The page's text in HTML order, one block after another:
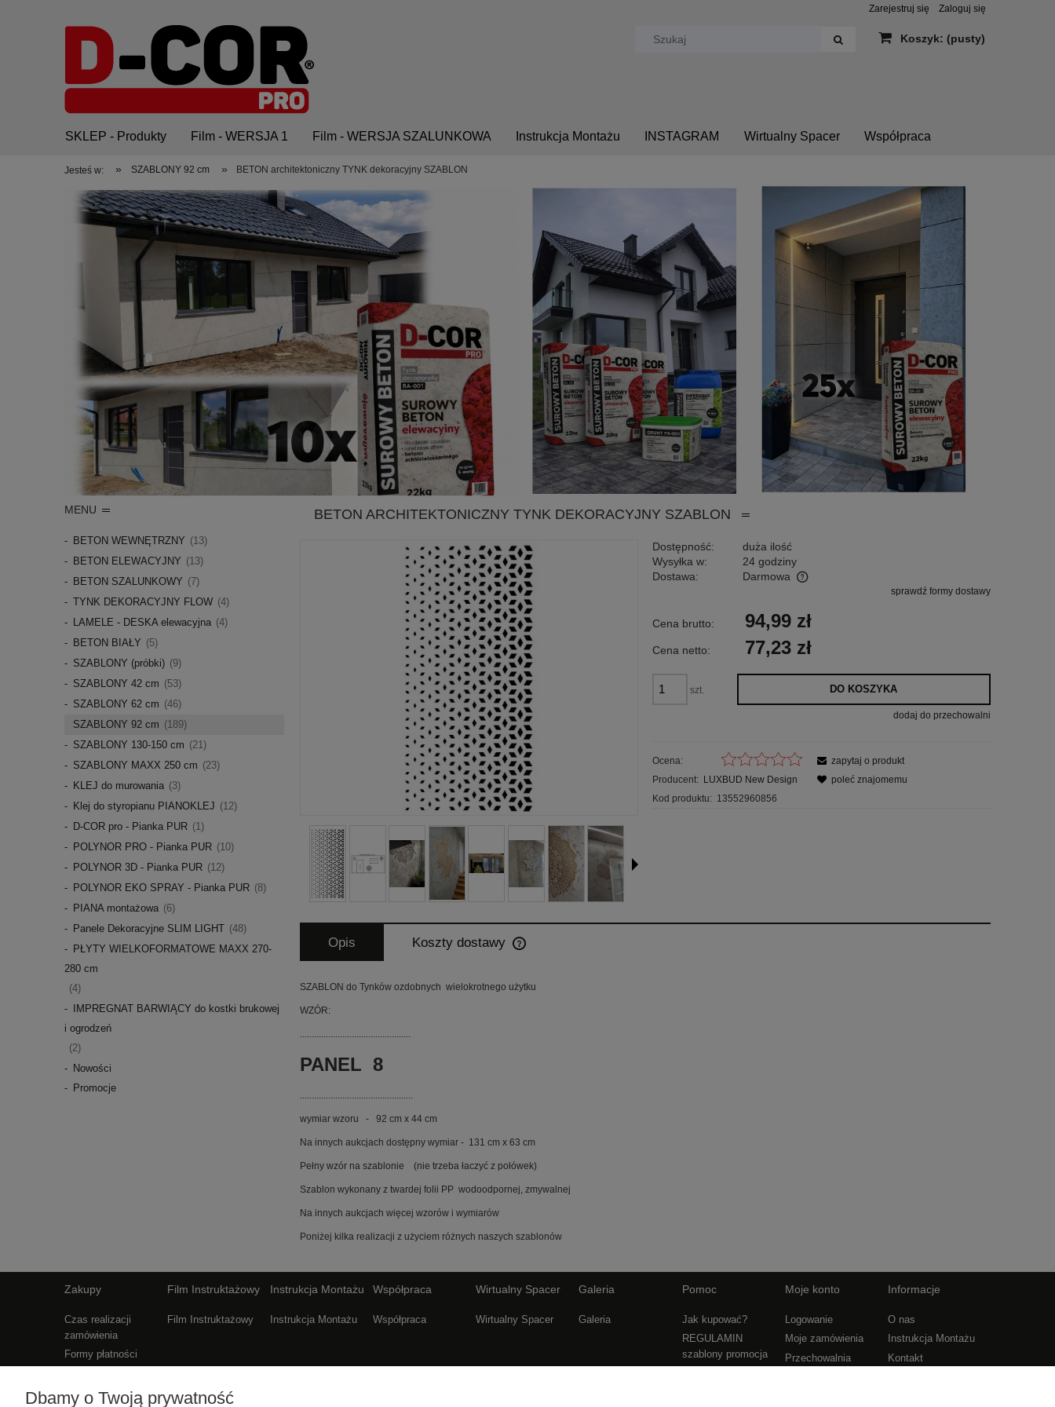
Zarejestruj się Zaloguj się
Koszyk: (pusty)
SKLEP - Produkty Film - WERSJA 1 Film - WERSJA SZALUNKOWA Instrukcja Montażu INSTAGRAM Wirtualny Spacer Współpraca
O nas Kontakt
Jesteś w: » SZABLONY 92 cm » BETON architektoniczny TYNK dekoracyjny SZABLON
MENU
BETON WEWNĘTRZNY (13)
BETON ELEWACYJNY (13)
BETON SZALUNKOWY (7)
TYNK DEKORACYJNY FLOW (4)
LAMELE - DESKA elewacyjna (4)
BETON BIAŁY (5)
SZABLONY (próbki) (9)
SZABLONY 42 cm (53)
SZABLONY 62 cm (46)
SZABLONY 92 cm (189)
SZABLONY 130-150 cm (21)
SZABLONY MAXX 250 cm (23)
KLEJ do murowania (3)
Klej do styropianu PIANOKLEJ (12)
D-COR pro - Pianka PUR (1)
POLYNOR PRO - Pianka PUR (10)
POLYNOR 3D - Pianka PUR (12)
POLYNOR EKO SPRAY - Pianka PUR (8)
PIANA montażowa (6)
Panele Dekoracyjne SLIM LIGHT (48)
PŁYTY WIELKOFORMATOWE MAXX 270-
280 cm
(4)
IMPREGNAT BARWIĄCY do kostki brukowej
i ogrodzeń
(2)
Nowości
Promocje
BETON ARCHITEKTONICZNY TYNK DEKORACYJNY SZABLON
Dostępność:
duża ilość
Wysyłka w:
24 godziny
Dostawa:
Darmowa
sprawdź formy dostawy
Cena brutto: 94,99 zł
Cena netto: 77,23 zł
szt. DO KOSZYKA
dodaj do przechowalni
Ocena:
Producent: LUXBUD New Design
Kod produktu: 13552960856
zapytaj o produkt
poleć znajomemu
Opis Koszty dostawy
Cena nie zawiera ewentualnych kosztów
SZABLON do Tynków ozdobnych wielokrotnego użytku
WZÓR:
...............................................
PANEL 8
................................................
wymiar wzoru - 92 cm x 44 cm
Na innych aukcjach dostępny wymiar - 131 cm x 63 cm
Pełny wzór na szablonie (nie trzeba łaczyć z połówek)
Szablon wykonany z twardej folii PP wodoodpornej, zmywalnej
Na innych aukcjach więcej wzorów i wymiarów
Poniżej kilka realizacji z użyciem różnych naszych szablonów
Zakupy
Czas realizacji
zamówienia
Formy płatności
Reklamacje i zwroty
Film Instruktażowy
Film Instruktażowy
Instrukcja Montażu
Instrukcja Montażu
Współpraca
Współpraca
Wirtualny Spacer
Wirtualny Spacer
Galeria
Galeria
Pomoc
Jak kupować?
REGULAMIN
szablony promocja
Moje konto
Logowanie
Moje zamówienia
Przechowalnia
Informacje
O nas
Instrukcja Montażu
Kontakt
Dbamy o Twoją prywatność